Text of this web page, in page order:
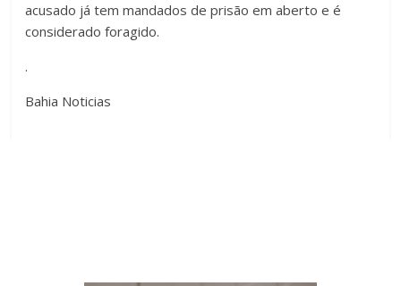
acusado já tem mandados de prisão em aberto e é
considerado foragido.
.
Bahia Noticias